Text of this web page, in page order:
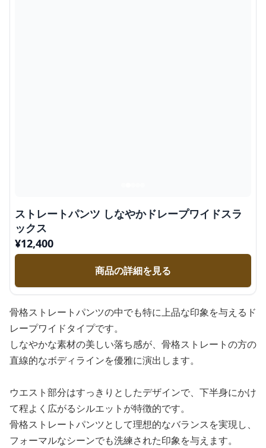
ストレートパンツ しなやかドレープワイドスラ
ックス
¥12,400
商品の詳細を見る
骨格ストレートパンツの中でも特に上品な印象を与えるド
レープワイドタイプです。
しなやかな素材の美しい落ち感が、骨格ストレートの方の
直線的なボディラインを優雅に演出します。
ウエスト部分はすっきりとしたデザインで、下半身にかけ
て程よく広がるシルエットが特徴的です。
骨格ストレートパンツとして理想的なバランスを実現し、
フォーマルなシーンでも洗練された印象を与えます。